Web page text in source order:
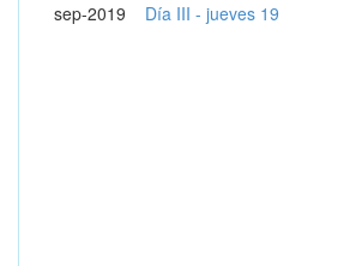
sep-2019 Día III - jueves 19